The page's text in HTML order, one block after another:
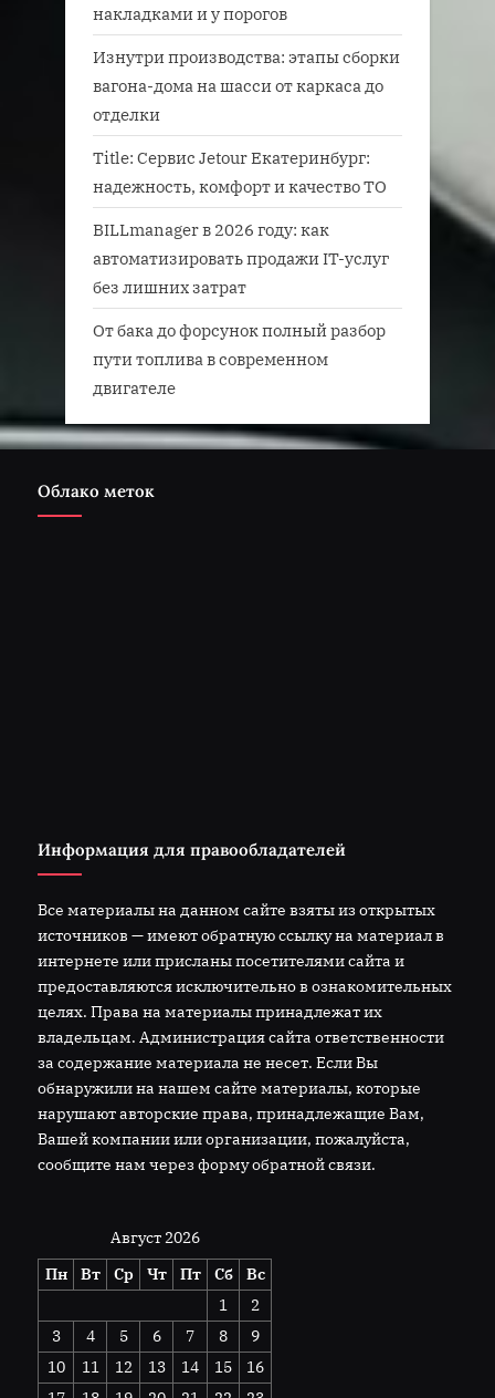
накладками и у порогов
Изнутри производства: этапы сборки
вагона-дома на шасси от каркаса до
отделки
Title: Сервис Jetour Екатеринбург:
надежность, комфорт и качество ТО
BILLmanager в 2026 году: как
автоматизировать продажи IT-услуг
без лишних затрат
От бака до форсунок полный разбор
пути топлива в современном
двигателе
Облако меток
Информация для правообладателей
Все материалы на данном сайте взяты из открытых
источников — имеют обратную ссылку на материал в
интернете или присланы посетителями сайта и
предоставляются исключительно в ознакомительных
целях. Права на материалы принадлежат их
владельцам. Администрация сайта ответственности
за содержание материала не несет. Если Вы
обнаружили на нашем сайте материалы, которые
нарушают авторские права, принадлежащие Вам,
Вашей компании или организации, пожалуйста,
сообщите нам через форму обратной связи.
Август 2026
Пн
Вт Ср Чт Пт Сб
Вс
1
2
3
4 5 6 7 8
9
10
11 12 13 14 15
16